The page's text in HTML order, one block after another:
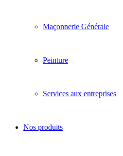
Maçonnerie Générale
Peinture
Services aux entreprises
Nos produits